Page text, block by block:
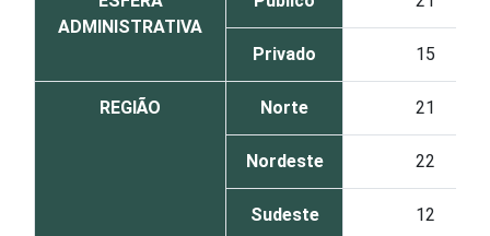
ADMINISTRATIVA
Privado 15
REGIÃO Norte 21
Nordeste 22
Sudeste 12